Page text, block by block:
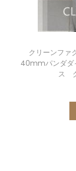
クリーンファ
40mmパンダダ
ス